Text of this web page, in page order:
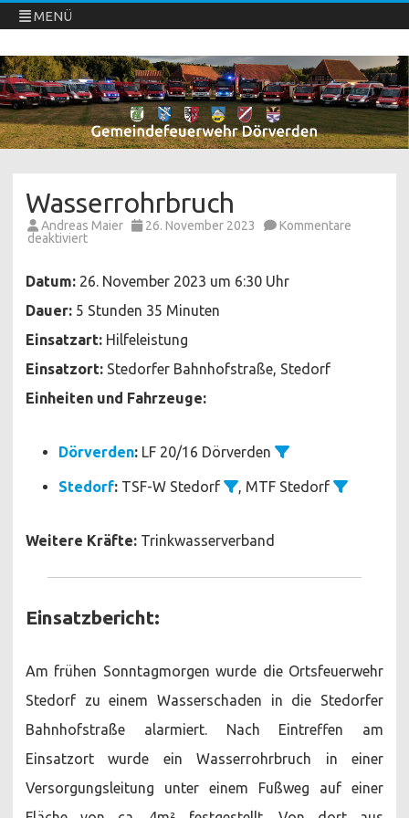
MENÜ
Freiwillige Feuerwehren Dörverden
Direkt
zum
Inhalt
springen
Wasserrohrbruch
Andreas Maier 26. November 2023
Kommentare
deaktiviertfür
Datum: 26. November 2023 um 6:30 Uhr
Dauer: 5 Stunden 35 Minuten
Einsatzart: Hilfeleistung
Einsatzort: Stedorfer Bahnhofstraße, Stedorf
Einheiten und Fahrzeuge:
Dörverden: LF 20/16 Dörverden
Stedorf: TSF-W Stedorf , MTF Stedorf
Weitere Kräfte: Trinkwasserverband
Einsatzbericht:
Am frühen Sonntagmorgen wurde die Ortsfeuerwehr
Stedorf zu einem Wasserschaden in die Stedorfer
Bahnhofstraße alarmiert. Nach Eintreffen am
Einsatzort wurde ein Wasserrohrbruch in einer
Versorgungsleitung unter einem Fußweg auf einer